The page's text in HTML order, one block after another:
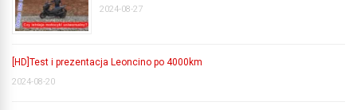
2024-08-27
[HD]Test i prezentacja Leoncino po 4000km
2024-08-20